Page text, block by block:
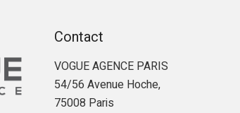
Contact
VOGUE AGENCE PARIS
54/56 Avenue Hoche,
75008 Paris